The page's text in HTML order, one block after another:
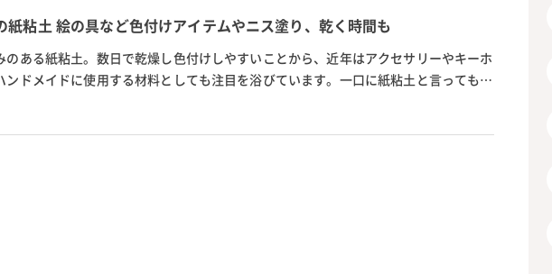
紙粘土 絵の具など色付けアイテムやニス塗り、乾く時間も
のある紙粘土。数日で乾燥し色付けしやすいことから、近年はアクセサリーやキーホ
ンドメイドに使用する材料としても注目を浴びています。一口に紙粘土と言っても、
の違う多くの種類があり、作りた...